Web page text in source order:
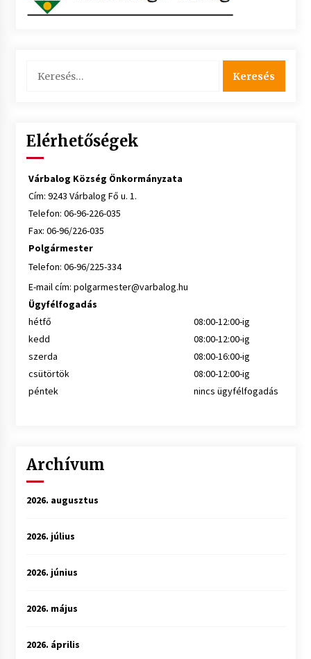
Elérhetőségek
Várbalog Község Önkormányzata
Cím: 9243 Várbalog Fő u. 1.
Telefon: 06-96-226-035
Fax: 06-96/226-035
Polgármester
Telefon: 06-96/225-334
E-mail cím: polgarmester@varbalog.hu
Ügyfélfogadás
hétfő
08:00-12:00-ig
kedd
08:00-12:00-ig
szerda
08:00-16:00-ig
csütörtök
08:00-12:00-ig
péntek
nincs ügyfélfogadás
Archívum
2026. augusztus
2026. július
2026. június
2026. május
2026. április